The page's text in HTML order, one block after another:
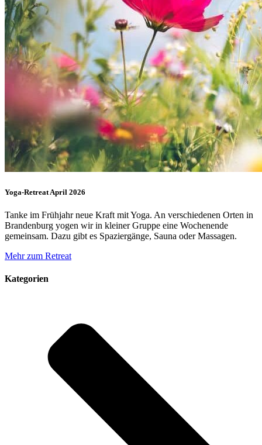
Yoga-Retreat April 2026
Tanke im Frühjahr neue Kraft mit Yoga. An verschiedenen Orten in
Brandenburg yogen wir in kleiner Gruppe eine Wochenende
gemeinsam. Dazu gibt es Spaziergänge, Sauna oder Massagen.
Mehr zum Retreat
Kategorien